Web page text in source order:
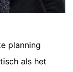
planning
als het